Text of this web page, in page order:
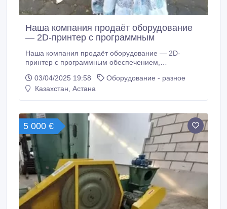
Наша компания продаёт оборудование
— 2D-принтер с программным
Наша компания продаёт оборудование — 2D-
принтер с программным обеспечением,
мероприятий. Покупая принтер, вы получаете
готовый бизнес, не имеющий аналогов. Суть
превращает этот рисунок в леденец на палочке.
03/04/2025 19:58
Оборудование - разное
Казахстан, Астана
5 000 €